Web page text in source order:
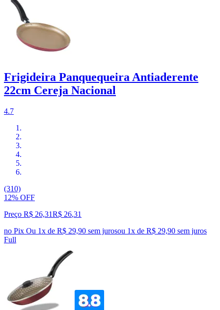
Frigideira Panquequeira Antiaderente
22cm Cereja Nacional
4.7
(310)
12% OFF
Preço R$ 26,31R$ 26,31
no Pix Ou 1x de R$ 29,90 sem jurosou 1x de R$ 29,90 sem juros
Full